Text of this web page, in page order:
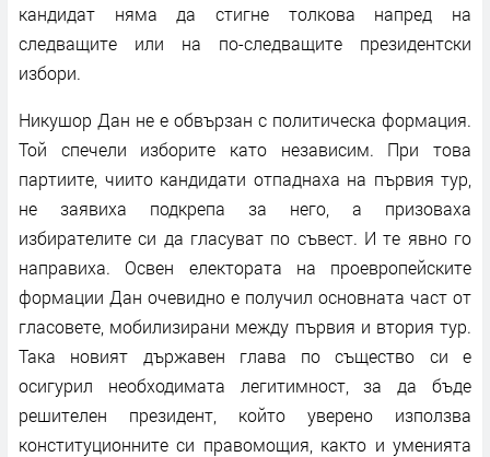
кандидат няма да стигне толкова напред на
следващите или на по-следващите президентски
избори.
Никушор Дан не е обвързан с политическа формация.
Той спечели изборите като независим. При това
партиите, чиито кандидати отпаднаха на първия тур,
не заявиха подкрепа за него, а призоваха
избирателите си да гласуват по съвест. И те явно го
направиха. Освен електората на проевропейските
формации Дан очевидно е получил основната част от
гласовете, мобилизирани между първия и втория тур.
Така новият държавен глава по същество си е
осигурил необходимата легитимност, за да бъде
решителен президент, който уверено използва
конституционните си правомощия, както и уменията